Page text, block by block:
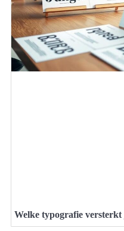
Welke typografie